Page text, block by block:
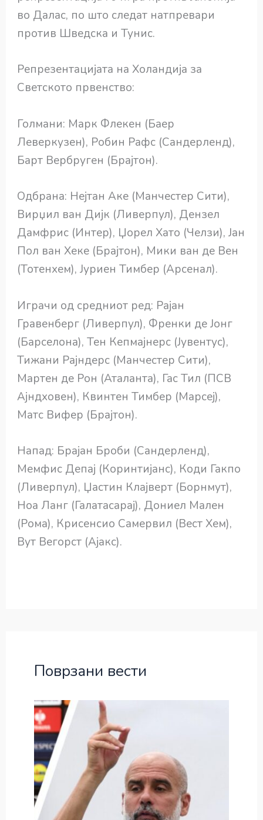
во Далас, по што следат натпревари
против Шведска и Тунис.
Репрезентацијата на Холандија за
Светското првенство:
Голмани: Марк Флекен (Баер
Леверкузен), Робин Рафс (Сандерленд),
Барт Вербруген (Брајтон).
Одбрана: Нејтан Аке (Манчестер Сити),
Вирџил ван Дијк (Ливерпул), Дензел
Дамфрис (Интер), Џорел Хато (Челзи), Јан
Пол ван Хеке (Брајтон), Мики ван де Вен
(Тотенхем), Јуриен Тимбер (Арсенал).
Играчи од средниот ред: Рајан
Гравенберг (Ливерпул), Френки де Јонг
(Барселона), Тен Кепмајнерс (Јувентус),
Тижани Рајндерс (Манчестер Сити),
Мартен де Рон (Аталанта), Гас Тил (ПСВ
Ајндховен), Квинтен Тимбер (Марсеј),
Матс Вифер (Брајтон).
Напад: Брајан Броби (Сандерленд),
Мемфис Депај (Коринтијанс), Коди Гакпо
(Ливерпул), Џастин Клајверт (Борнмут),
Ноа Ланг (Галатасарај), Дониел Мален
(Рома), Крисенсио Самервил (Вест Хем),
Вут Вегорст (Ајакс).
Поврзани вести